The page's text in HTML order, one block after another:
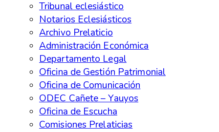
Tribunal eclesiástico
Notarios Eclesiásticos
Archivo Prelaticio
Administración Económica
Departamento Legal
Oficina de Gestión Patrimonial
Oficina de Comunicación
ODEC Cañete – Yauyos
Oficina de Escucha
Comisiones Prelaticias